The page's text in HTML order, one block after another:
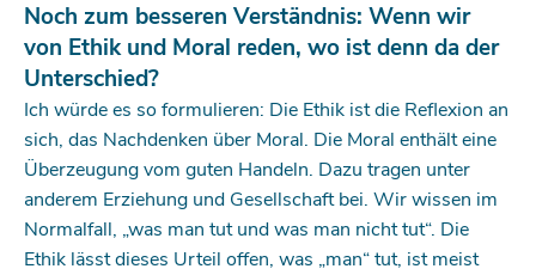
Noch zum besseren Verständnis: Wenn wir
von Ethik und Moral reden, wo ist denn da der
Unterschied?
Ich würde es so formulieren: Die Ethik ist die Reflexion an
sich, das Nachdenken über Moral. Die Moral enthält eine
Überzeugung vom guten Handeln. Dazu tragen unter
anderem Erziehung und Gesellschaft bei. Wir wissen im
Normalfall, „was man tut und was man nicht tut“. Die
Ethik lässt dieses Urteil offen, was „man“ tut, ist meist